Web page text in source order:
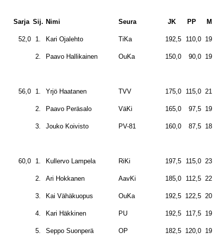
Sarja Sij. Nimi Seura JK PP MN
52,0 1. Kari Ojalehto TiKa 192,5 110,0 197,5
2. Paavo Hallikainen OuKa 150,0 90,0 190,0
56,0 1. Yrjö Haatanen TVV 175,0 115,0 215,0
2. Paavo Peräsalo VäKi 165,0 97,5 192,5
3. Jouko Koivisto PV-81 160,0 87,5 180,0
60,0 1. Kullervo Lampela RiKi 197,5 115,0 237,5
2. Ari Hokkanen AavKi 185,0 112,5 227,5
3. Kai Vähäkuopus OuKa 192,5 122,5 200,0
4. Kari Häkkinen PU 192,5 117,5 190,0
5. Seppo Suonperä OP 182,5 120,0 195,0